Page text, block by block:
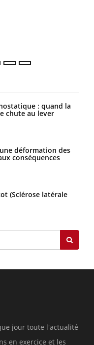
: quand la
chute au lever
déformation des
conséquences
(Sclérose latérale
jour toute l'actualité
en exercice et les